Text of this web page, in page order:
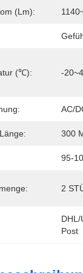
(lm):
(℃): -
AC/
300
95-
2
DHL/
Post